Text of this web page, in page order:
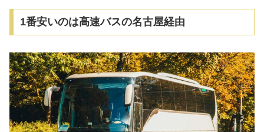
1番安いのは高速バスの名古屋経由